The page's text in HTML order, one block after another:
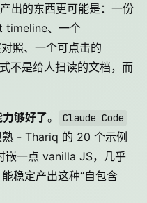
出的东西更可能是：一份
timeline、一个
照、一个可点击的
不是给人扫读的文档，而
够好了。 Claude Code
熟 - Thariq 的 20 个示例
嵌一点 vanilla JS，几乎
稳定产出这种“自包含